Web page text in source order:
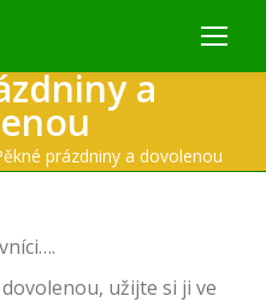
a
prázdniny a dovolenou
užijte si ji ve